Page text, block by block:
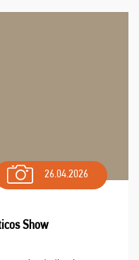
26.04.2026
Show